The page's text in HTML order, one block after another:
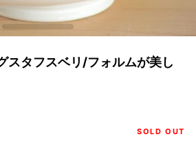
スタフスベリ/フォルムが美し
SOLD OUT